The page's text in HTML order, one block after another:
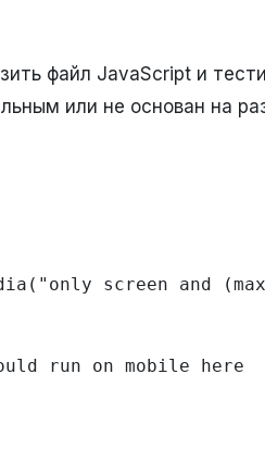
файл JavaScript и
или не основан на
{